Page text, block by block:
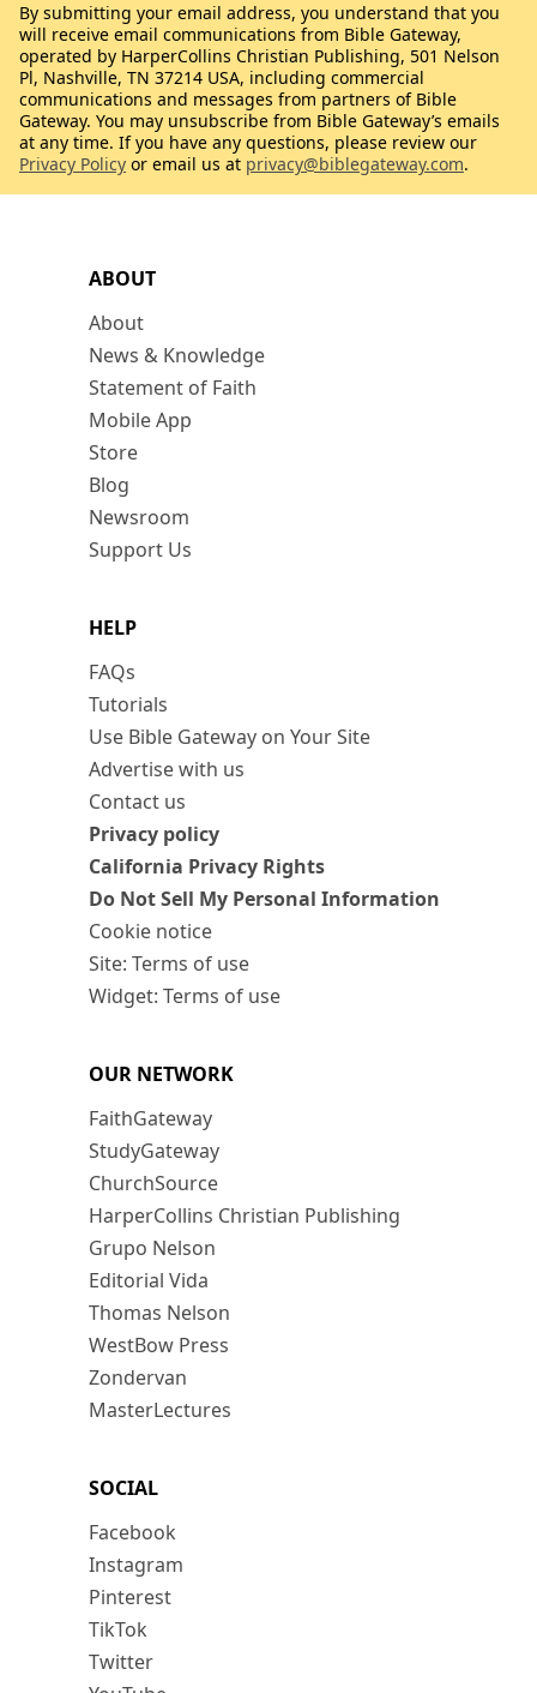
ABOUT
About
News & Knowledge
Statement of Faith
Mobile App
Store
Blog
Newsroom
Support Us
HELP
FAQs
Tutorials
Use Bible Gateway on Your Site
Advertise with us
Contact us
Privacy policy
California Privacy Rights
Do Not Sell My Personal Information
Cookie notice
Site: Terms of use
Widget: Terms of use
OUR NETWORK
FaithGateway
StudyGateway
ChurchSource
HarperCollins Christian Publishing
Grupo Nelson
Editorial Vida
Thomas Nelson
WestBow Press
Zondervan
MasterLectures
SOCIAL
Facebook
Instagram
Pinterest
TikTok
Twitter
By submitting your email address, you understand that you
will receive email communications from Bible Gateway,
operated by HarperCollins Christian Publishing, 501 Nelson
Pl, Nashville, TN 37214 USA, including commercial
communications and messages from partners of Bible
Gateway. You may unsubscribe from Bible Gateway’s emails
at any time. If you have any questions, please review our
Privacy Policy or email us at privacy@biblegateway.com.